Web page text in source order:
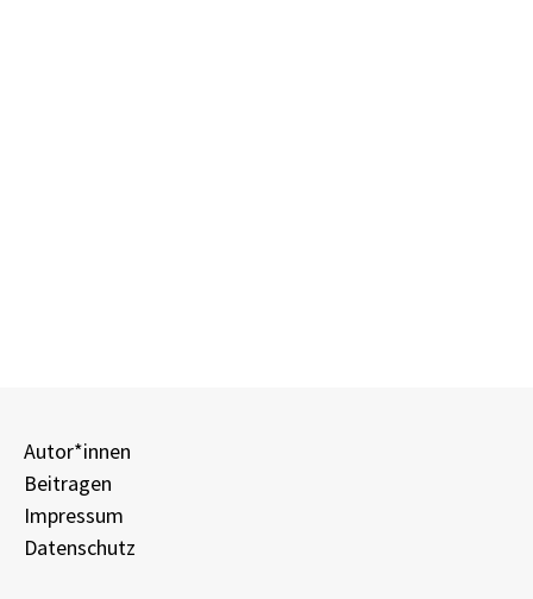
Autor*innen
Beitragen
Impressum
Datenschutz